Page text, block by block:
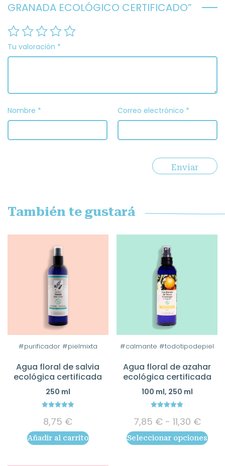
GRANADA ECOLÓGICO CERTIFICADO”
Tu valoración *
Nombre * Correo electrónico *
También te gustará
#purificador #pielmixta
Agua floral de salvia
ecológica certificada
250 ml
out of 5
8,75 €
Añadir al carrito
#calmante #todotipodepiel
Agua floral de azahar
ecológica certificada
100 ml, 250 ml
out of 5
7,85 € - 11,30 €
de
Seleccionar opciones
Este
tiene
múltiples
variantes.
Las
opciones
se
pueden